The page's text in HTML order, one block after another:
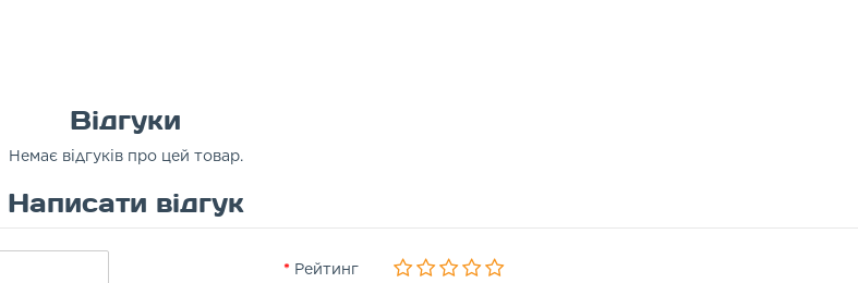
Відгуки
Немає відгуків про цей товар.
Написати відгук
Рейтинг